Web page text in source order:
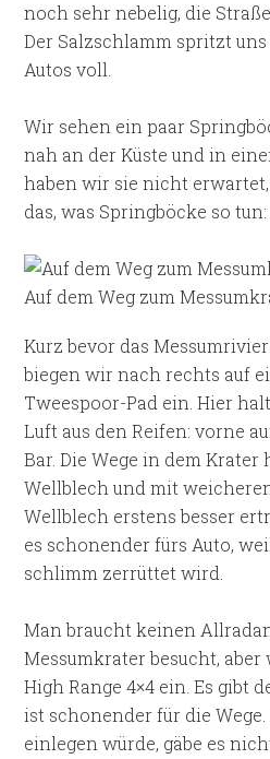
noch sehr nebelig, die
Der Salzschlamm spritzt
Autos voll.
Wir sehen ein paar
nah an der Küste und in
haben wir sie nicht
das, was Springböcke so
Auf dem Weg zum
Kurz bevor das
biegen wir nach rechts auf
Tweespoor-Pad ein. Hier
Luft aus den Reifen: vorne
Bar. Die Wege in dem Krater
Wellblech und mit
Wellblech erstens besser
es schonender fürs Auto,
schlimm zerrüttet wird.
Man braucht keinen
Messumkrater besucht,
High Range 4×4 ein. Es gibt
ist schonender für die
einlegen würde, gäbe es